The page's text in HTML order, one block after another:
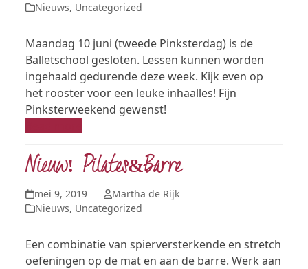
Nieuws, Uncategorized
Maandag 10 juni (tweede Pinksterdag) is de
Balletschool gesloten. Lessen kunnen worden
ingehaald gedurende deze week. Kijk even op
het rooster voor een leuke inhaalles! Fijn
Pinksterweekend gewenst!
Nieuw! Pilates&Barre
mei 9, 2019
Martha de Rijk
Nieuws, Uncategorized
Een combinatie van spierversterkende en stretch
oefeningen op de mat en aan de barre. Werk aan